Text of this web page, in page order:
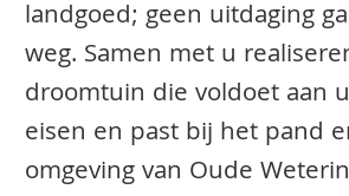
landgoed; geen uitdaging
weg. Samen met u
droomtuin die voldoet aan
eisen en past bij het pand
omgeving van Oude